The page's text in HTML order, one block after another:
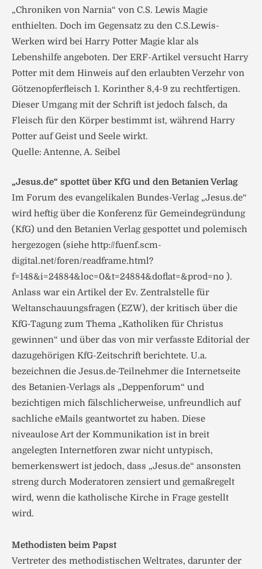
„Chroniken von Narnia“ von C.S. Lewis Magie
enthielten. Doch im Gegensatz zu den C.S.Lewis-
Werken wird bei Harry Potter Magie klar als
Lebenshilfe angeboten. Der ERF-Artikel versucht Harry
Potter mit dem Hinweis auf den erlaubten Verzehr von
Götzenopferfleisch 1. Korinther 8,4-9 zu rechtfertigen.
Dieser Umgang mit der Schrift ist jedoch falsch, da
Fleisch für den Körper bestimmt ist, während Harry
Potter auf Geist und Seele wirkt.
Quelle: Antenne, A. Seibel
„Jesus.de“ spottet über KfG und den Betanien Verlag
Im Forum des evangelikalen Bundes-Verlag „Jesus.de“
wird heftig über die Konferenz für Gemeindegründung
(KfG) und den Betanien Verlag gespottet und polemisch
hergezogen (siehe http://fuenf.scm-
digital.net/foren/readframe.html?
f=148&i=24884&loc=0&t=24884&doflat=&prod=no ).
Anlass war ein Artikel der Ev. Zentralstelle für
Weltanschauungsfragen (EZW), der kritisch über die
KfG-Tagung zum Thema „Katholiken für Christus
gewinnen“ und über das von mir verfasste Editorial der
dazugehörigen KfG-Zeitschrift berichtete. U.a.
bezeichnen die Jesus.de-Teilnehmer die Internetseite
des Betanien-Verlags als „Deppenforum“ und
bezichtigen mich fälschlicherweise, unfreundlich auf
sachliche eMails geantwortet zu haben. Diese
niveaulose Art der Kommunikation ist in breit
angelegten Internetforen zwar nicht untypisch,
bemerkenswert ist jedoch, dass „Jesus.de“ ansonsten
streng durch Moderatoren zensiert und gemaßregelt
wird, wenn die katholische Kirche in Frage gestellt
wird.
Methodisten beim Papst
Vertreter des methodistischen Weltrates, darunter der